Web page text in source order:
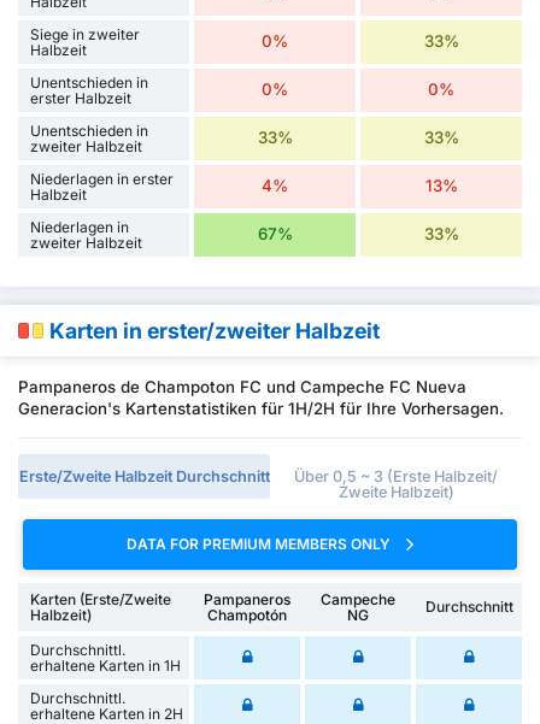
Siege in zweiter
Halbzeit
0% 33%
Unentschieden in
erster Halbzeit
0% 0%
Unentschieden in
zweiter Halbzeit
33% 33%
Niederlagen in erster
Halbzeit
4% 13%
Niederlagen in
zweiter Halbzeit
67% 33%
Karten in erster/zweiter Halbzeit
Pampaneros de Champoton FC und Campeche FC Nueva
Generacion's Kartenstatistiken für 1H/2H für Ihre Vorhersagen.
Erste/Zweite Halbzeit Durchschnitt
Über 0,5 ~ 3 (Erste Halbzeit/
Zweite Halbzeit)
DATA FOR PREMIUM MEMBERS ONLY
Karten (Erste/Zweite
Halbzeit)
Pampaneros
Champotón
Campeche
NG
Durchschnitt
Durchschnittl.
erhaltene Karten in 1H
Durchschnittl.
erhaltene Karten in 2H